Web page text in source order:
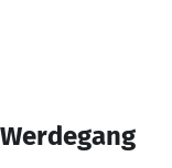
Werdegang